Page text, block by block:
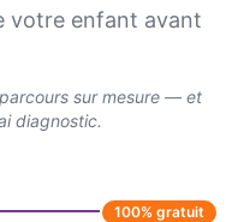
votre enfant avant
sur mesure — et
diagnostic.
100% gratuit